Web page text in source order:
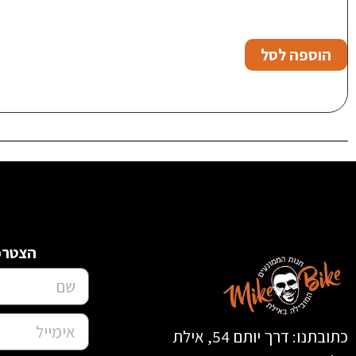
הוספה לסל
כתובתנו: דרך יותם 54, אילת